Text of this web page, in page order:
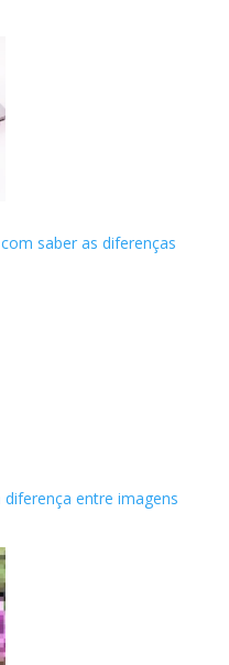
saber as diferenças
entre imagens